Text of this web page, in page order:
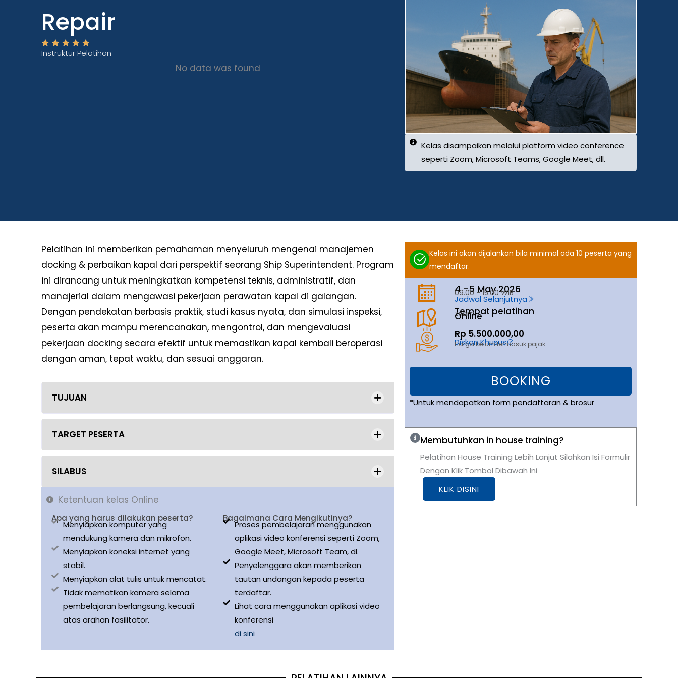
Repair
Instruktur Pelatihan
No data was found
Kelas disampaikan melalui platform video conference
seperti Zoom, Microsoft Teams, Google Meet, dll.
Pelatihan ini memberikan pemahaman menyeluruh mengenai manajemen
docking & perbaikan kapal dari perspektif seorang Ship Superintendent. Program
ini dirancang untuk meningkatkan kompetensi teknis, administratif, dan
manajerial dalam mengawasi pekerjaan perawatan kapal di galangan.
Dengan pendekatan berbasis praktik, studi kasus nyata, dan simulasi inspeksi,
peserta akan mampu merencanakan, mengontrol, dan mengevaluasi
pekerjaan docking secara efektif untuk memastikan kapal kembali beroperasi
dengan aman, tepat waktu, dan sesuai anggaran.
TUJUAN
TARGET PESERTA
SILABUS
Ketentuan kelas Online
Apa yang harus dilakukan peserta?
Menyiapkan komputer yang
mendukung kamera dan mikrofon.
Menyiapkan koneksi internet yang
stabil.
Menyiapkan alat tulis untuk mencatat.
Tidak mematikan kamera selama
pembelajaran berlangsung, kecuali
atas arahan fasilitator.
Bagaimana Cara Mengikutinya?
Proses pembelajaran menggunakan
aplikasi video konferensi seperti Zoom,
Google Meet, Microsoft Team, dl.
Penyelenggara akan memberikan
tautan undangan kepada peserta
terdaftar.
Lihat cara menggunakan aplikasi video
konferensi
di sini
Kelas ini akan dijalankan bila minimal ada 10 peserta yang
mendaftar.
4 -5 May 2026
09.00 - 15.00 WIB
Jadwal Selanjutnya
Tempat pelatihan
zoom
Online
Rp 5.500.000,00
Diskon Khusus
Harga belum termasuk pajak
BOOKING
*Untuk mendapatkan form pendaftaran & brosur
Membutuhkan in house training?
Pelatihan House Training Lebih Lanjut Silahkan Isi Formulir
Dengan Klik Tombol Dibawah Ini
KLIK DISINI